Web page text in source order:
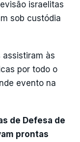
israelitas
sob custódia
assistiram às
por todo o
evento na
de Defesa de
prontas